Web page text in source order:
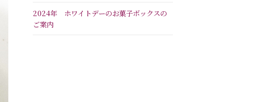
2024年 ホワイトデーのお菓子ボックスの
ご案内